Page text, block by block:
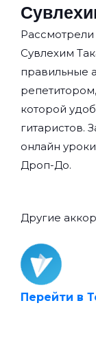
Сувлехим
правильные
которой
гитаристов.
онлайн
Дроп-До.
Другие
Перейти в